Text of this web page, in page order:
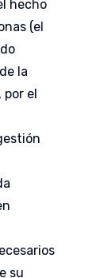
hecho
(el
la
el
su